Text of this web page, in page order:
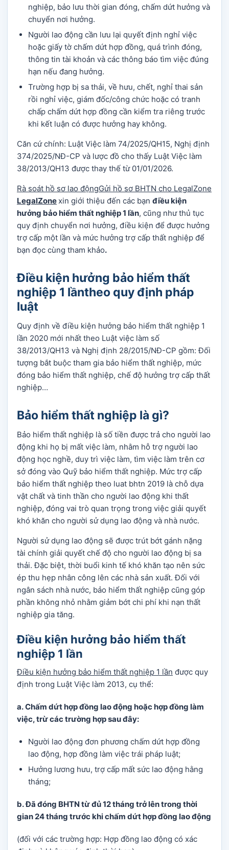
nghiệp, bảo lưu thời gian đóng, chấm dứt hưởng và
chuyển nơi hưởng.
Người lao động cần lưu lại quyết định nghỉ việc
hoặc giấy tờ chấm dứt hợp đồng, quá trình đóng,
thông tin tài khoản và các thông báo tìm việc đúng
hạn nếu đang hưởng.
Trường hợp bị sa thải, về hưu, chết, nghỉ thai sản
rồi nghỉ việc, giám đốc/công chức hoặc có tranh
chấp chấm dứt hợp đồng cần kiểm tra riêng trước
khi kết luận có được hưởng hay không.
Căn cứ chính: Luật Việc làm 74/2025/QH15, Nghị định
374/2025/NĐ-CP và lược đồ cho thấy Luật Việc làm
38/2013/QH13 được thay thế từ 01/01/2026.
Rà soát hồ sơ lao độngGửi hồ sơ BHTN cho LegalZone
LegalZonexin giới thiệu đến các bạn điều kiện
hưởng bảo hiểm thất nghiệp 1 lần, cũng như thủ tục
quy định chuyển nơi hưởng, điều kiện để được hưởng
trợ cấp một lần và mức hưởng trợ cấp thất nghiệp để
bạn đọc cùng tham khảo.
Điều kiện hưởng bảo hiểm thất
nghiệp 1 lầntheo quy định pháp
luật
Quy định về điều kiện hưởng bảo hiểm thất nghiệp 1
lần 2020 mới nhất theo Luật việc làm số
38/2013/QH13 và Nghị định 28/2015/NĐ-CP gồm: Đối
tượng bắt buộc tham gia bảo hiểm thất nghiệp, mức
đóng bảo hiểm thất nghiệp, chế độ hưởng trợ cấp thất
nghiệp…
Bảo hiểm thất nghiệp là gì?
Bảo hiểm thất nghiệp là số tiền được trả cho người lao
động khi họ bị mất việc làm, nhằm hỗ trợ người lao
động học nghề, duy trì việc làm, tìm việc làm trên cơ
sở đóng vào Quỹ bảo hiểm thất nghiệp. Mức trợ cấp
bảo hiểm thất nghiệp theo luat bhtn 2019 là chỗ dựa
vật chất và tinh thần cho người lao động khi thất
nghiệp, đóng vai trò quan trọng trong việc giải quyết
khó khăn cho người sử dụng lao động và nhà nước.
Người sử dụng lao động sẽ được trút bớt gánh nặng
tài chính giải quyết chế độ cho người lao động bị sa
thải. Đặc biệt, thời buổi kinh tế khó khăn tạo nên sức
ép thu hẹp nhân công lên các nhà sản xuất. Đối với
ngân sách nhà nước, bảo hiểm thất nghiệp cũng góp
phần không nhỏ nhằm giảm bớt chi phí khi nạn thất
nghiệp gia tăng.
Điều kiện hưởng bảo hiểm thất
nghiệp 1 lần
Điều kiện hưởng bảo hiểm thất nghiệp 1 lần được quy
định trong Luật Việc làm 2013, cụ thể:
a.Chấm dứt hợp đồng lao động hoặc hợp đồng làm
việc, trừ các trường hợp sau đây:
Người lao động đơn phương chấm dứt hợp đồng
lao động, hợp đồng làm việc trái pháp luật;
Hưởng lương hưu, trợ cấp mất sức lao động hằng
tháng;
b.Đã đóng BHTN từ đủ 12 tháng trở lên trong thời
gian 24 tháng trước khi chấm dứt hợp đồng lao động
(đối với các trường hợp: Hợp đồng lao động có xác